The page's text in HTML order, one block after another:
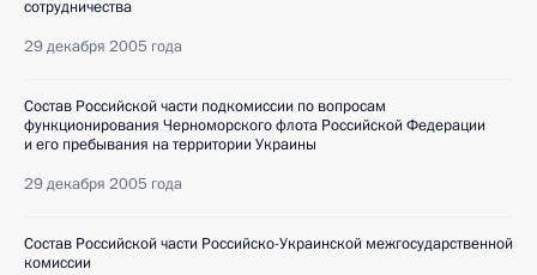
сотрудничества
29 декабря 2005 года
Состав Российской части подкомиссии по вопросам
функционирования Черноморского флота Российской Федерации
и его пребывания на территории Украины
29 декабря 2005 года
Состав Российской части Российско-Украинской межгосударственной
комиссии